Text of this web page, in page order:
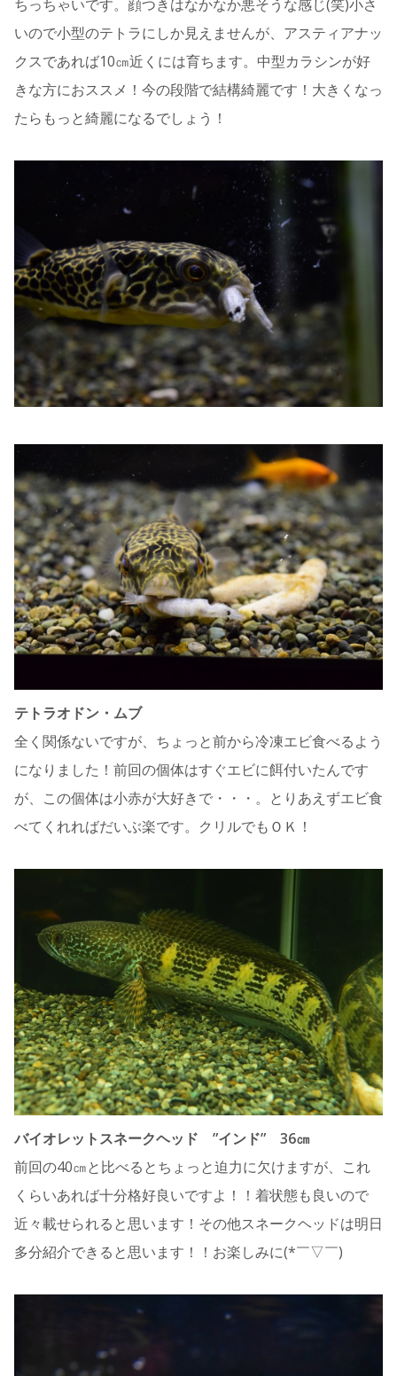
ちっちゃいです。顔つきはなかなか悪そうな感じ(笑)小さ
いので小型のテトラにしか見えませんが、アスティアナッ
クスであれば10㎝近くには育ちます。中型カラシンが好
きな方におススメ！今の段階で結構綺麗です！大きくなっ
たらもっと綺麗になるでしょう！
テトラオドン・ムブ
全く関係ないですが、ちょっと前から冷凍エビ食べるよう
になりました！前回の個体はすぐエビに餌付いたんです
が、この個体は小赤が大好きで・・・。とりあえずエビ食
べてくれればだいぶ楽です。クリルでもＯＫ！
バイオレットスネークヘッド ”インド” 36㎝
前回の40㎝と比べるとちょっと迫力に欠けますが、これ
くらいあれば十分格好良いですよ！！着状態も良いので
近々載せられると思います！その他スネークヘッドは明日
多分紹介できると思います！！お楽しみに(*￣▽￣)